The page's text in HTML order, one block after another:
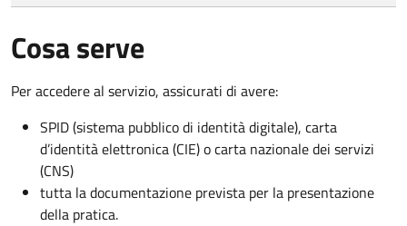
Cosa serve
Per accedere al servizio, assicurati di avere:
SPID (sistema pubblico di identità digitale), carta
d’identità elettronica (CIE) o carta nazionale dei servizi
(CNS)
tutta la documentazione prevista per la presentazione
della pratica.